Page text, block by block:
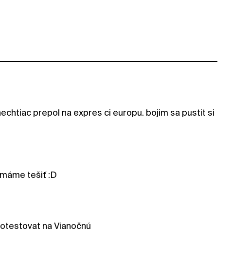
prepol na expres ci europu. bojim sa pustit si
tešiť :D
na Vianočnú